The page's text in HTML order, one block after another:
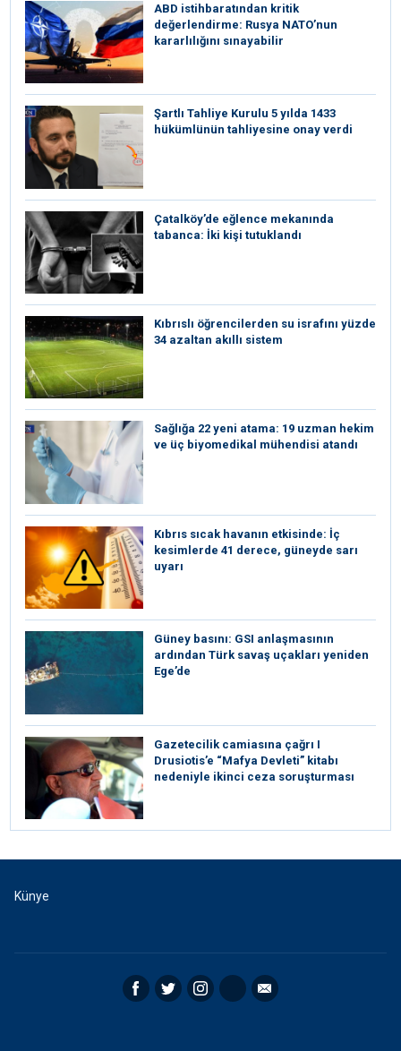
ABD istihbaratından kritik
değerlendirme: Rusya NATO’nun
kararlılığını sınayabilir
Şartlı Tahliye Kurulu 5 yılda 1433
hükümlünün tahliyesine onay verdi
Çatalköy’de eğlence mekanında
tabanca: İki kişi tutuklandı
Kıbrıslı öğrencilerden su israfını yüzde
34 azaltan akıllı sistem
Sağlığa 22 yeni atama: 19 uzman hekim
ve üç biyomedikal mühendisi atandı
Kıbrıs sıcak havanın etkisinde: İç
kesimlerde 41 derece, güneyde sarı
uyarı
Güney basını: ⁠GSI anlaşmasının
ardından Türk savaş uçakları yeniden
Ege’de
Gazetecilik camiasına çağrı I
⁠Drusiotis’e “Mafya Devleti” kitabı
nedeniyle ikinci ceza soruşturması
Künye
Facebook Twitter Instagram RSS